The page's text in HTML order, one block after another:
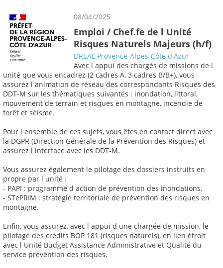
08/04/2025
Emploi / Chef.fe de l Unité
Risques Naturels Majeurs (h/f)
DREAL Provence-Alpes-Côte d'Azur
Avec l appui des chargés de missions de l
unité que vous encadrez (2 cadres A, 3 cadres B/B+), vous
assurez l animation de réseau des correspondants Risques des
DDT-M sur les thématiques suivantes : inondation, littoral,
mouvement de terrain et risques en montagne, incendie de
forêt et séisme.
Pour l ensemble de ces sujets, vous êtes en contact direct avec
la DGPR (Direction Générale de la Prévention des Risques) et
assurez l interface avec les DDT-M.
Vous assurez également le pilotage des dossiers instruits en
propre par l unité :
- PAPI : programme d action de prévention des inondations,
- STePRIM : stratégie territoriale de prévention des risques en
montagne.
Enfin, vous assurez, avec l appui d une chargée de mission, le
pilotage des crédits BOP 181 (risques naturels), en lien étroit
avec l Unité Budget Assistance Administrative et Qualité du
service prévention des risques.